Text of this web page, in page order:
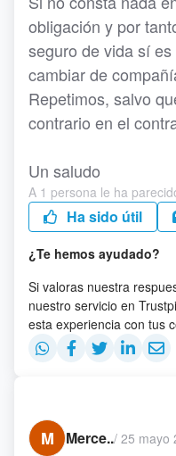
obligación y por
seguro de vida sí
cambiar de
Repetimos, salvo
contrario en el
Un saludo
A 1 persona le ha
Ha sido útil
¿Te hemos ayudado?
Si valoras nuestra
nuestro servicio en
esta experiencia con tus
M
Merce../ 25 mayo